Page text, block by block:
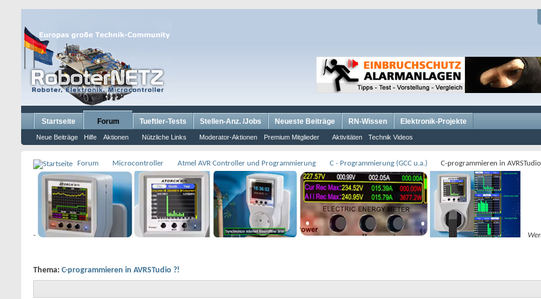
Startseite Forum
Neue Beiträge Hilfe Aktionen Nützliche Links Moderator-Aktionen Premium Mitglieder Aktivitäten Technik Videos
Tueftler-Tests Stellen-Anz. /Jobs Neueste Beiträge RN-Wissen Elektronik-Projekte
Forum Microcontroller Atmel AVR Controller und Programmierung C - Programmierung (GCC u.a.) C-programmieren in
-
Thema: C-programmieren in AVRSTudio ?!